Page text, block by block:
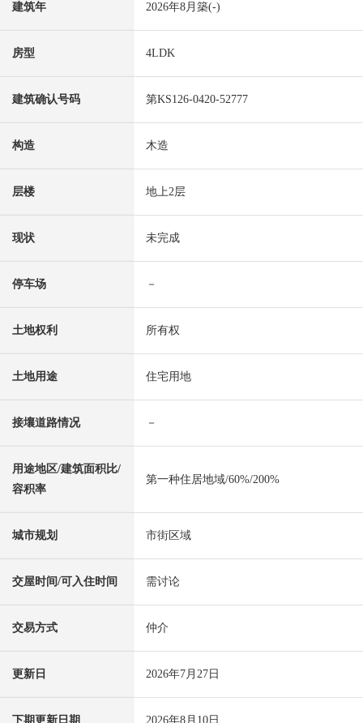
建筑年 2026年8月築(-)
房型 4LDK
建筑确认号码 第KS126-0420-52777
构造 木造
层楼 地上2层
现状 未完成
停车场 －
土地权利 所有权
土地用途 住宅用地
接壤道路情况 －
用途地区/建筑面积比/
容积率
第一种住居地域/60%/200%
城市规划 市街区域
交屋时间/可入住时间 需讨论
交易方式 仲介
更新日 2026年7月27日
下期更新日期 2026年8月10日